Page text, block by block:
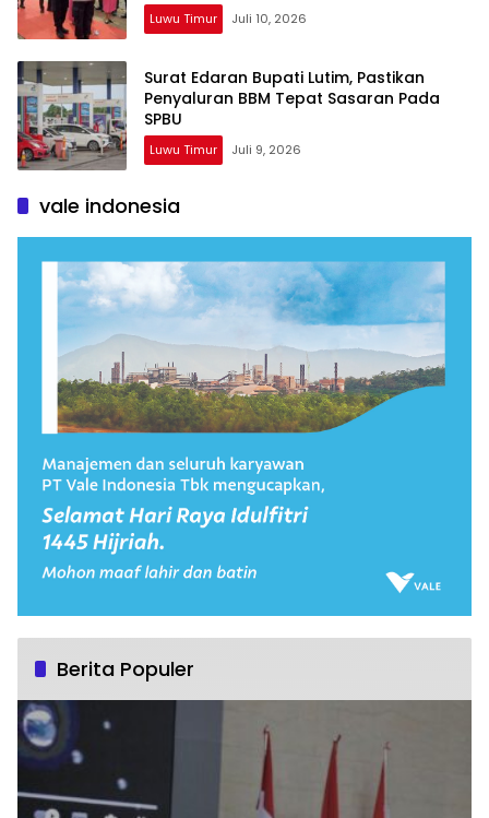
Luwu Timur Juli 10, 2026
Surat Edaran Bupati Lutim, Pastikan
Penyaluran BBM Tepat Sasaran Pada
SPBU
Luwu Timur Juli 9, 2026
vale indonesia
Berita Populer